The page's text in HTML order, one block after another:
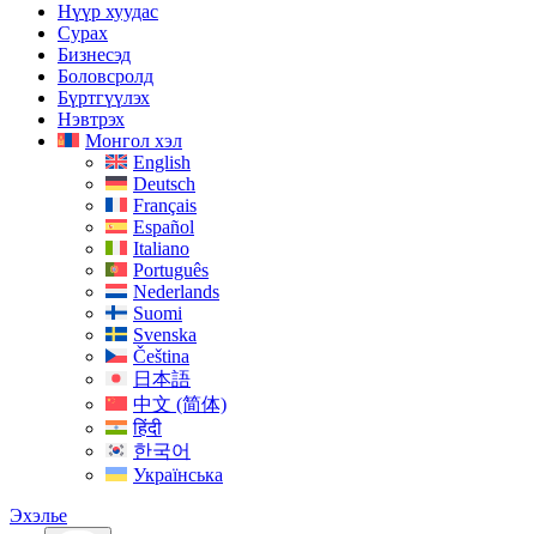
Нүүр хуудас
Сурах
Бизнесэд
Боловсролд
Бүртгүүлэх
Нэвтрэх
Монгол хэл
English
Deutsch
Français
Español
Italiano
Português
Nederlands
Suomi
Svenska
Čeština
日本語
中文 (简体)
हिंदी
한국어
Українська
Эхэлье